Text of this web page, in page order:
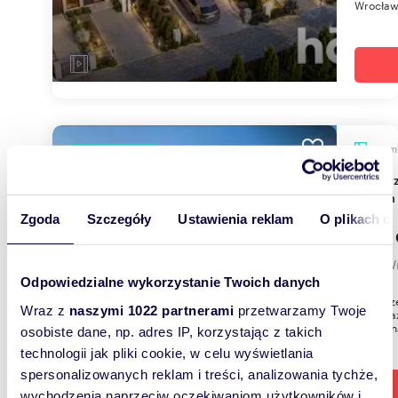
Zgoda Szczegóły Ustawienia reklam O plikach
Odpowiedzialne wykorzystanie Twoich danych
Wraz z naszymi 1022 partnerami przetwarzamy Twoje
osobiste dane, np. adres IP, korzystając z takich
technologii jak pliki cookie, w celu wyświetlania
spersonalizowanych reklam i treści, analizowania tychże,
m
Do sprzedania przestronna willa do remontu z
1
dom